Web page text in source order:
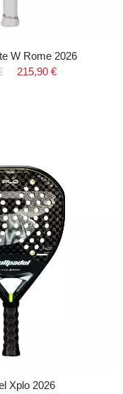
W Rome 2026
215,90 €
Xplo 2026